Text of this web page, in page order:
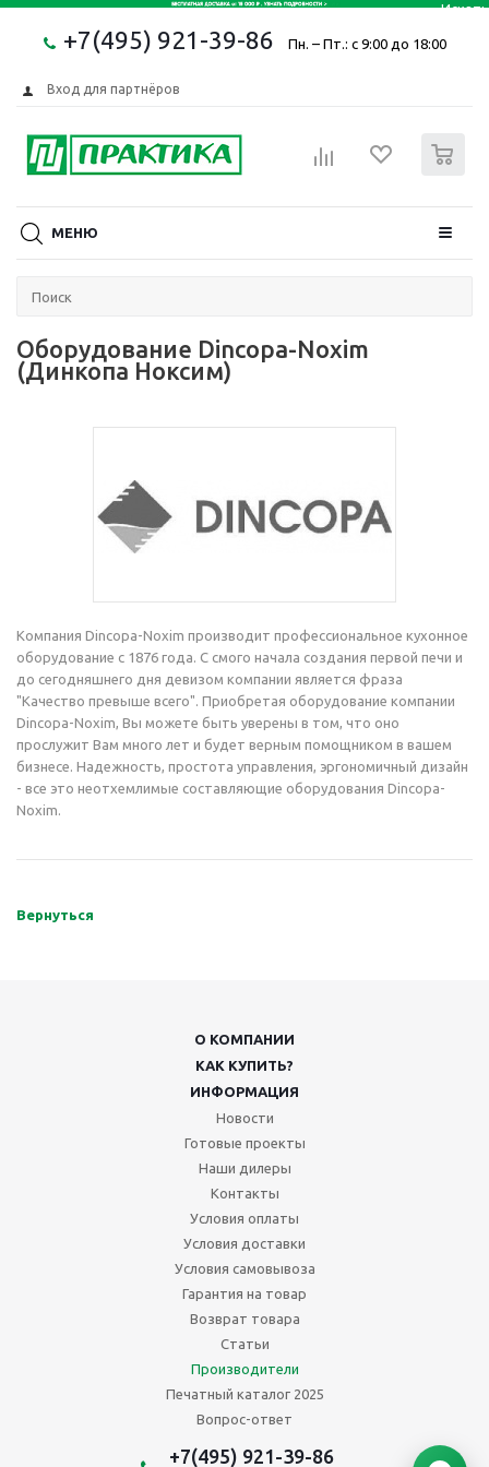
+7(495) 921-39-86 Пн. – Пт.: с 9:00 до 18:00
Вход для партнёров
МЕНЮ
Оборудование Dincopa-Noxim
(Динкопа Ноксим)
Компания Dincopa-Noxim производит профессиональное кухонное
оборудование с 1876 года. С смого начала создания первой печи и
до сегодняшнего дня девизом компании является фраза
"Качество превыше всего". Приобретая оборудование компании
Dincopa-Noxim, Вы можете быть уверены в том, что оно
прослужит Вам много лет и будет верным помощником в вашем
бизнесе. Надежность, простота управления, эргономичный дизайн
- все это неотхемлимые составляющие оборудования Dincopa-
Noxim.
Вернуться
О КОМПАНИИ
КАК КУПИТЬ?
ИНФОРМАЦИЯ
Новости
Готовые проекты
Наши дилеры
Контакты
Условия оплаты
Условия доставки
Условия самовывоза
Гарантия на товар
Возврат товара
Статьи
Производители
Печатный каталог 2025
Вопрос-ответ
+7(495) 921-39-86